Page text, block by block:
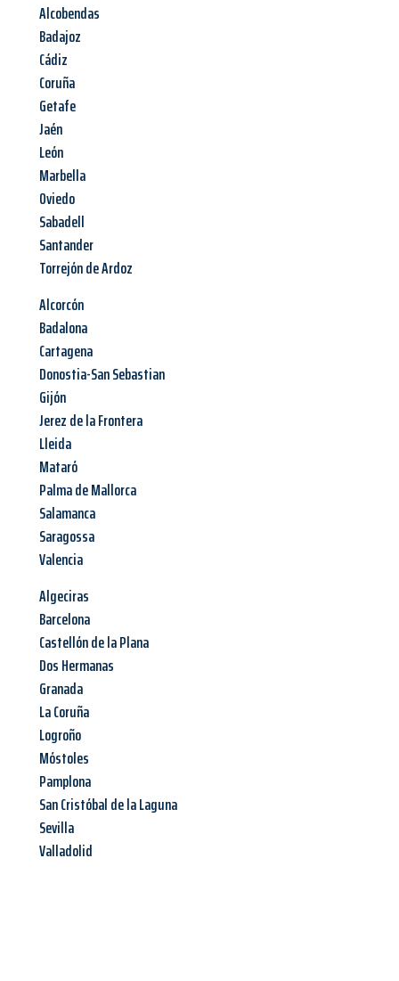
Alcobendas
Badajoz
Cádiz
Coruña
Getafe
Jaén
León
Marbella
Oviedo
Sabadell
Santander
Torrejón de Ardoz
Alcorcón
Badalona
Cartagena
Donostia-San Sebastian
Gijón
Jerez de la Frontera
Lleida
Mataró
Palma de Mallorca
Salamanca
Saragossa
Valencia
Algeciras
Barcelona
Castellón de la Plana
Dos Hermanas
Granada
La Coruña
Logroño
Móstoles
Pamplona
San Cristóbal de la Laguna
Sevilla
Valladolid